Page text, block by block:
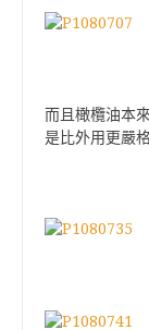
而且橄欖油本
是比外用更嚴